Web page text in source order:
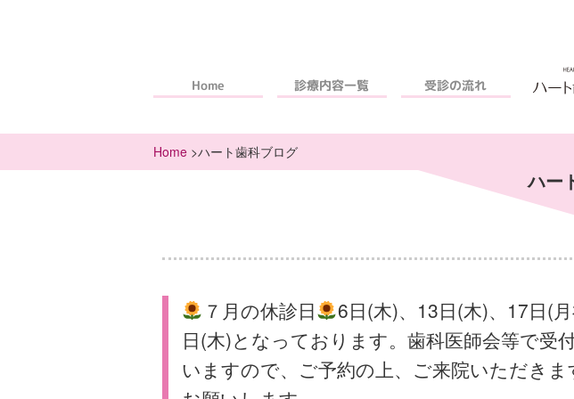
Home 診療内容一覧 受診の流れ
Home >ハート歯科ブログ
ハー
７月の休診日
6日(木)、13日(木)、17日(
日(木)となっております。歯科医師会等で受
いますので、ご予約の上、ご来院いただきま